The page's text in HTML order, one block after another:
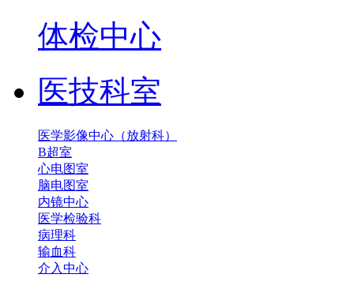
体检中心
医技科室
医学影像中心（放射科）
B超室
心电图室
脑电图室
内镜中心
医学检验科
病理科
输血科
介入中心